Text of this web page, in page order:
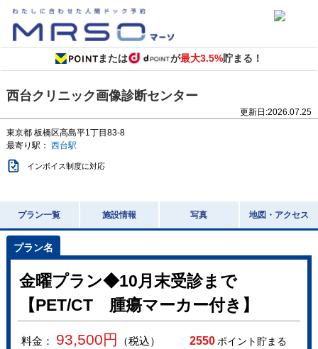
または が最大3.5%貯まる！
西台クリニック画像診断センター
更新日:2026.07.25
東京都 板橋区高島平1丁目83-8
最寄り駅： 西台駅
インボイス制度に対応
プラン一覧 施設情報 写真 地図・アクセス
金曜プラン◆10月末受診まで
【PET/CT 腫瘍マーカー付き】
料金： 93,500円 （税込） 2550ポイント貯まる